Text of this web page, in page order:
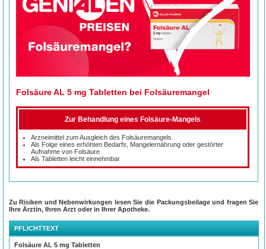
Folsäure AL 5 mg Tabletten bei Folsäuremangel
Zur Behandlung eines Folsäure-Mangels
Arzneimittel zum Ausgleich des Folsäuremangels
Als Folge eines erhöhten Bedarfs, Mangelernährung oder gestörter
Aufnahme von Folsäure
Als Tabletten leicht einnehmbar
Folsäure erfüllt als Baustein für unseren Stoffwechsel bedeutende Aufgaben.
Auch als Vitamin B9oder Vitamin B11bekannt, ist Folsäure mitunter an der
Zellteilung, Wachstumsvorgängen und der Bildung roter Blutkörperchen beteiligt.
Ein Mangel des Vitamins ist in der europäischen Bevölkerung allgemein weiter
verbreitet als man denkt.
Zu Risiken und Nebenwirkungen lesen Sie die Packungsbeilage und fragen Sie
Ihre Ärztin, Ihren Arzt oder in Ihrer Apotheke.
PFLICHTTEXT
Folsäure AL 5 mg Tabletten